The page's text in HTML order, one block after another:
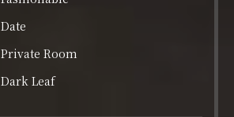
Date
Private Room
Dark Leaf